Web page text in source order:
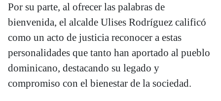
Por su parte, al ofrecer las palabras de
bienvenida, el alcalde Ulises Rodríguez calificó
como un acto de justicia reconocer a estas
personalidades que tanto han aportado al pueblo
dominicano, destacando su legado y
compromiso con el bienestar de la sociedad.